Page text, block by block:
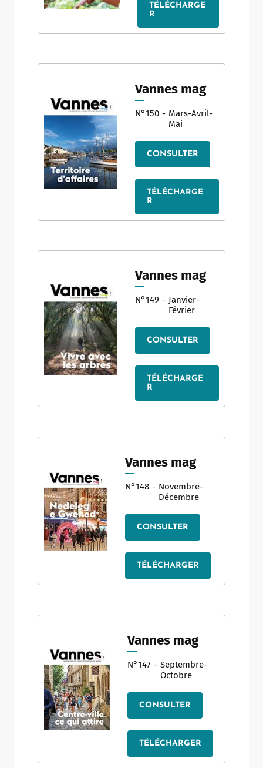
TÉLÉCHARGE
R
Vannes mag
N°150 - Mars-Avril-
Mai
CONSULTER
TÉLÉCHARGE
R
Vannes mag
N°149 - Janvier-
Février
CONSULTER
TÉLÉCHARGE
R
Vannes mag
N°148 - Novembre-
Décembre
CONSULTER
TÉLÉCHARGER
Vannes mag
N°147 - Septembre-
Octobre
CONSULTER
TÉLÉCHARGER